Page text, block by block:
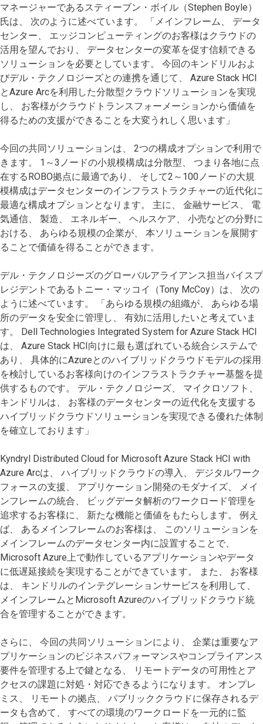
マネージャーであるスティーブン・ボイル（Stephen Boyle）
氏は、 次のように述べています。 「メインフレーム、 データ
センター、 エッジコンピューティングのお客様はクラウドの
活用を望んでおり、 データセンターの変革を促す信頼できる
ソリューションを必要としています。 今回のキンドリルおよ
びデル・テクノロジーズとの連携を通じて、 Azure Stack HCI
とAzure Arcを利用した分散型クラウドソリューションを実現
し、 お客様がクラウドトランスフォーメーションから価値を
得るための支援ができることを大変うれしく思います」
今回の共同ソリューションは、 2つの構成オプションで利用で
きます。 1～3ノードの小規模構成は分散型、 つまり各地に点
在するROBO拠点に最適であり、 そして2～100ノードの大規
模構成はデータセンターのインフラストラクチャーの近代化に
最適な構成オプションとなります。 主に、 金融サービス、 電
気通信、 製造、 エネルギー、 ヘルスケア、 小売などの分野に
おける、 あらゆる規模の企業が、 本ソリューションを展開す
ることで価値を得ることができます。
デル・テクノロジーズのグローバルアライアンス担当バイスプ
レジデントであるトニー・マッコイ（Tony McCoy）は、 次の
ように述べています。 「あらゆる規模の組織が、 あらゆる場
所のデータを安全に管理し、 有効に活用したいと考えていま
す。 Dell Technologies Integrated System for Azure Stack HCI
は、 Azure Stack HCI向けに最も選ばれている統合システムで
あり、 具体的にAzureとのハイブリッドクラウドモデルの採用
を検討しているお客様向けのインフラストラクチャー基盤を提
供するものです。 デル・テクノロジーズ、 マイクロソフト、
キンドリルは、 お客様のデータセンターの近代化を支援する
ハイブリッドクラウドソリューションを実現できる優れた体制
を確立しております」
Kyndryl Distributed Cloud for Microsoft Azure Stack HCI with
Azure Arcは、 ハイブリッドクラウドの導入、 デジタルワーク
フォースの支援、 アプリケーション開発のモダナイズ、 メイ
ンフレームの統合、 ビッグデータ解析のワークロード管理を
追求するお客様に、 新たな機能と価値をもたらします。 例え
ば、 あるメインフレームのお客様は、 このソリューションを
メインフレームのデータセンター内に設置することで、
Microsoft Azure上で動作しているアプリケーションやデータ
に低遅延接続を実現することができています。 また、 お客様
は、 キンドリルのインテグレーションサービスを利用して、
メインフレームとMicrosoft Azureのハイブリッドクラウド統
合を管理することができます。
さらに、 今回の共同ソリューションにより、 企業は重要なア
プリケーションのビジネスパフォーマンスやコンプライアンス
要件を管理する上で鍵となる、 リモートデータの可用性とア
クセスの課題に対処・対応できるようになります。 オンプレ
ミス、 リモートの拠点、 パブリッククラウドに保存されるデ
ータも含めて、 すべての環境のワークロードを一元的に監